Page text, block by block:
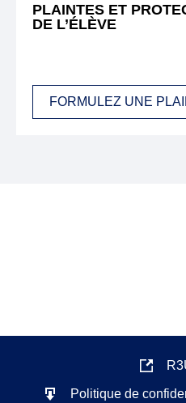
PLAINTES ET
DE L’ÉLÈVE
FORMULEZ UNE
Politique de